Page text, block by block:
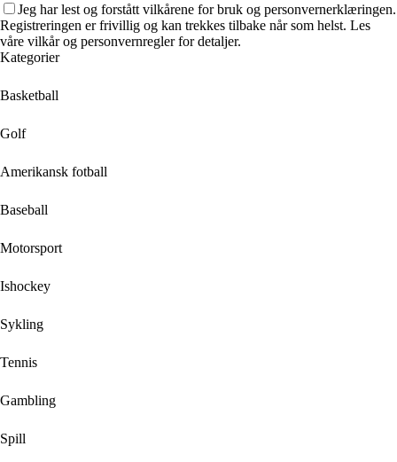
Jeg har lest og forstått vilkårene for bruk og personvernerklæringen.
Registreringen er frivillig og kan trekkes tilbake når som helst. Les
våre vilkår og personvernregler for detaljer.
Kategorier
Basketball
Golf
Amerikansk fotball
Baseball
Motorsport
Ishockey
Sykling
Tennis
Gambling
Spill